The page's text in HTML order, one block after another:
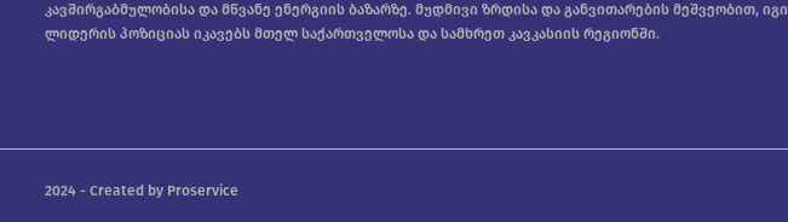
კავშირგაბმულობისა და მწვანე ენერგიის ბაზარზე. მუდმივი ზრდისა და განვითარების მეშვეობით, იგი
ლიდერის პოზიციას იკავებს მთელ საქართველოსა და სამხრეთ კავკასიის რეგიონში.
2024 - Created by Proservice